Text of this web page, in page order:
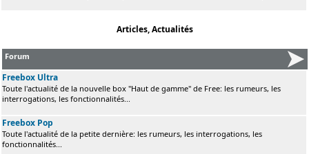
Articles, Actualités
Forum
Freebox Ultra
Toute l'actualité de la nouvelle box "Haut de gamme" de Free: les rumeurs, les
interrogations, les fonctionnalités...
Freebox Pop
Toute l'actualité de la petite dernière: les rumeurs, les interrogations, les
fonctionnalités...